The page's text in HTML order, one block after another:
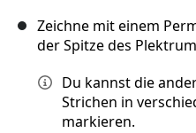
Zeichne mit einem
der Spitze des
Du kannst die
Strichen in
markieren.